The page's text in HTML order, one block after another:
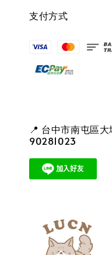
支付方式
📍 台中市南屯區
90281023